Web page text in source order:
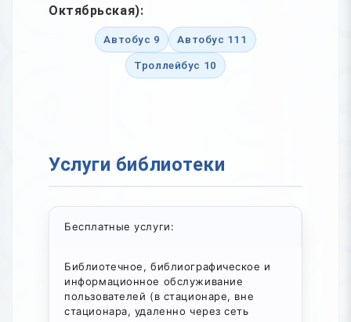
Октябрьская):
Автобус 9 Автобус 111
Троллейбус 10
Услуги библиотеки
Бесплатные услуги:
Библиотечное, библиографическое и
информационное обслуживание
пользователей (в стационаре, вне
стационара, удаленно через сеть